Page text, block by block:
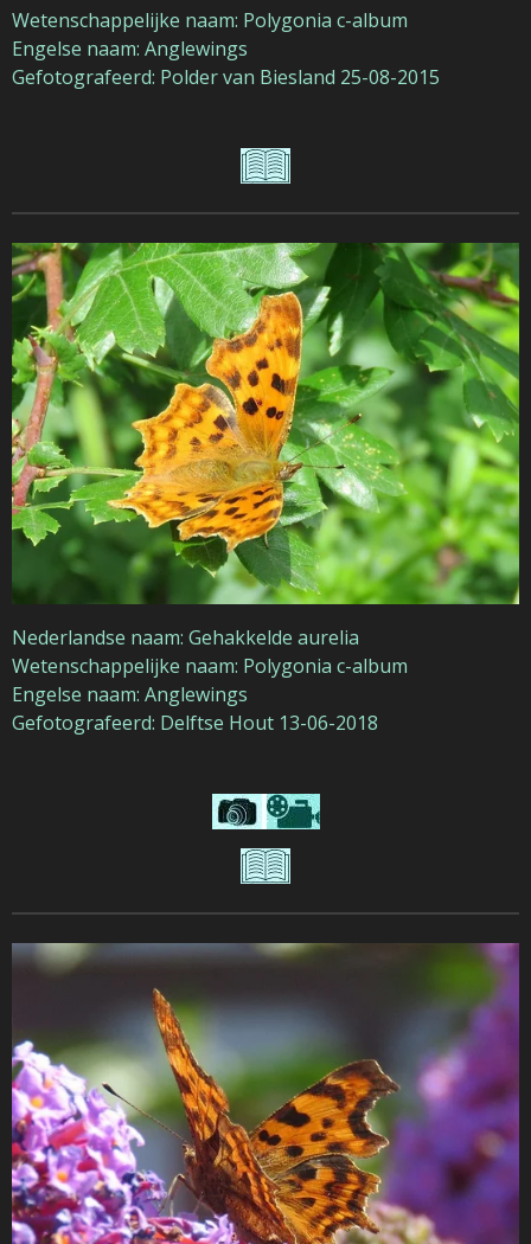
Wetenschappelijke naam: Polygonia c-album
Engelse naam: Anglewings
Gefotografeerd: Polder van Biesland 25-08-2015
Nederlandse naam: Gehakkelde aurelia
Wetenschappelijke naam: Polygonia c-album
Engelse naam: Anglewings
Gefotografeerd: Delftse Hout 13-06-2018